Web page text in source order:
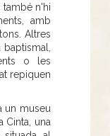
també n'hi
amb
Altres
o les
repiquen
un museu
Cinta, una